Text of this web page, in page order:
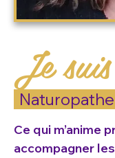
Je
Ce qui m’anime
accompagner